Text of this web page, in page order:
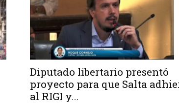
Diputado libertario presentó
proyecto para que Salta
al RIGI y...